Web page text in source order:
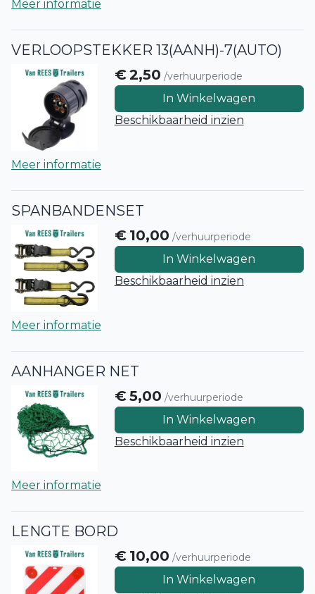
Meer informatie
VERLOOPSTEKKER 13(AANH)-7(AUTO)
€2,50 /verhuurperiode
In Winkelwagen
Beschikbaarheid inzien
Meer informatie
SPANBANDENSET
€ 10,00 /verhuurperiode
In Winkelwagen
Beschikbaarheid inzien
Meer informatie
AANHANGER NET
€5,00 /verhuurperiode
In Winkelwagen
Beschikbaarheid inzien
Meer informatie
LENGTE BORD
€ 10,00 /verhuurperiode
In Winkelwagen